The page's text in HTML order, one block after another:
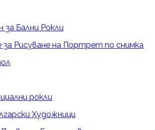
за Бални Рокли
Рисуване на Портрет по снимка
рокли
Художници